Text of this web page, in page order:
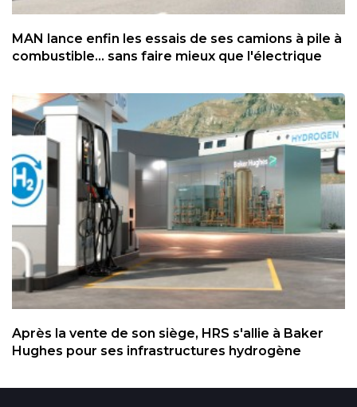
MAN lance enfin les essais de ses camions à pile à
combustible... sans faire mieux que l'électrique
Après la vente de son siège, HRS s'allie à Baker
Hughes pour ses infrastructures hydrogène